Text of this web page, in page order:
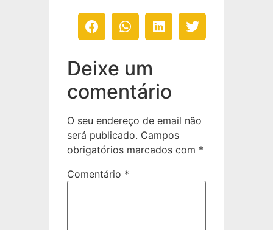
Deixe um
comentário
O seu endereço de email não
será publicado. Campos
obrigatórios marcados com *
Comentário *